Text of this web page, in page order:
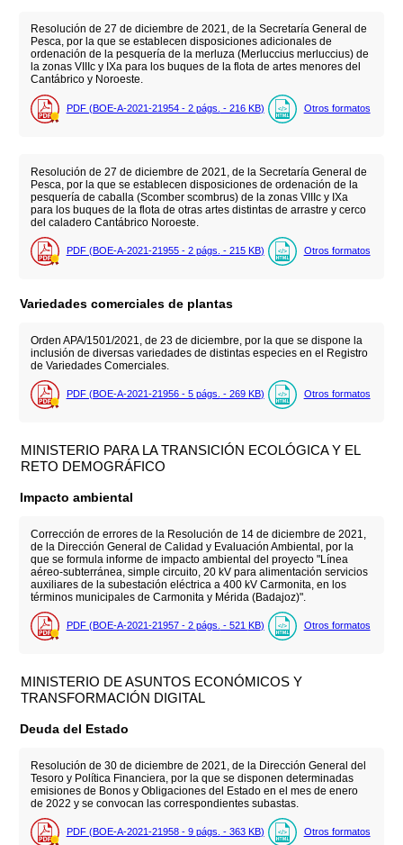
Resolución de 27 de diciembre de 2021, de la Secretaría General de
Pesca, por la que se establecen disposiciones adicionales de
ordenación de la pesquería de la merluza (Merluccius merluccius) de
la zonas VIIIc y IXa para los buques de la flota de artes menores del
Cantábrico y Noroeste.
PDF (BOE-A-2021-21954 - 2 págs. - 216 KB) Otros formatos
Resolución de 27 de diciembre de 2021, de la Secretaría General de
Pesca, por la que se establecen disposiciones de ordenación de la
pesquería de caballa (Scomber scombrus) de la zonas VIIIc y IXa
para los buques de la flota de otras artes distintas de arrastre y cerco
del caladero Cantábrico Noroeste.
PDF (BOE-A-2021-21955 - 2 págs. - 215 KB) Otros formatos
Variedades comerciales de plantas
Orden APA/1501/2021, de 23 de diciembre, por la que se dispone la
inclusión de diversas variedades de distintas especies en el Registro
de Variedades Comerciales.
PDF (BOE-A-2021-21956 - 5 págs. - 269 KB) Otros formatos
MINISTERIO PARA LA TRANSICIÓN ECOLÓGICA Y EL
RETO DEMOGRÁFICO
Impacto ambiental
Corrección de errores de la Resolución de 14 de diciembre de 2021,
de la Dirección General de Calidad y Evaluación Ambiental, por la
que se formula informe de impacto ambiental del proyecto "Línea
aéreo-subterránea, simple circuito, 20 kV para alimentación servicios
auxiliares de la subestación eléctrica a 400 kV Carmonita, en los
términos municipales de Carmonita y Mérida (Badajoz)".
PDF (BOE-A-2021-21957 - 2 págs. - 521 KB) Otros formatos
MINISTERIO DE ASUNTOS ECONÓMICOS Y
TRANSFORMACIÓN DIGITAL
Deuda del Estado
Resolución de 30 de diciembre de 2021, de la Dirección General del
Tesoro y Política Financiera, por la que se disponen determinadas
emisiones de Bonos y Obligaciones del Estado en el mes de enero
de 2022 y se convocan las correspondientes subastas.
PDF (BOE-A-2021-21958 - 9 págs. - 363 KB) Otros formatos